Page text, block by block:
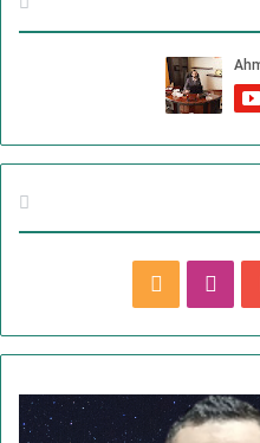
و
ي
ن
ت
ل
ص